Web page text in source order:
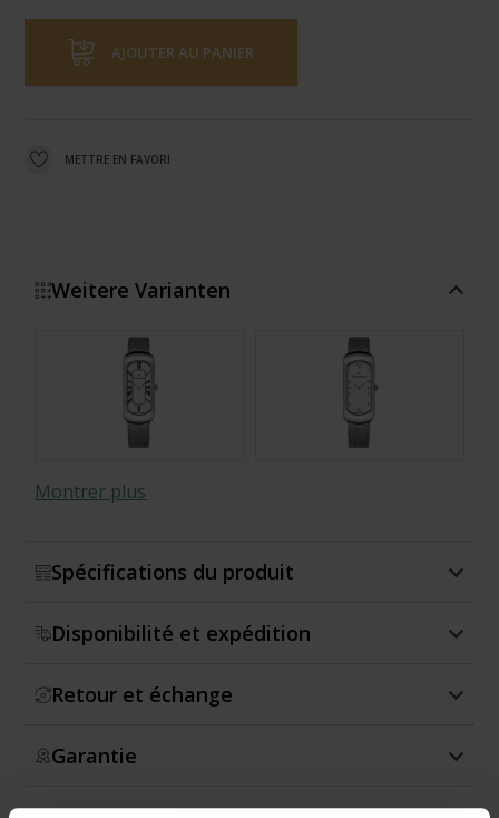
AJOUTER AU PANIER
METTRE EN FAVORI
Weitere Varianten
Montrer plus
Spécifications du produit
Disponibilité et expédition
Retour et échange
Garantie